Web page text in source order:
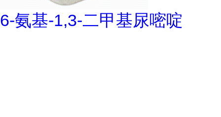
6-氨基-1,3-二甲基尿嘧啶